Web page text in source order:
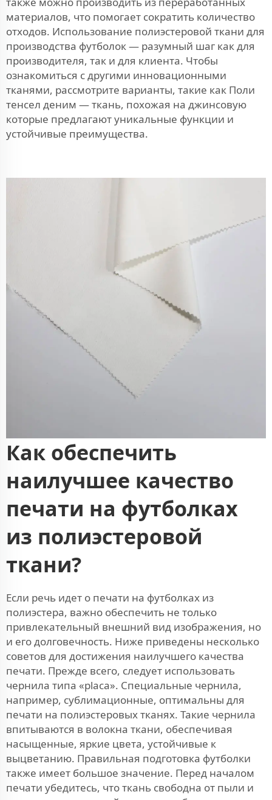
материалов, что помогает сократить количество
отходов. Использование полиэстеровой ткани для
производства футболок — разумный шаг как для
производителя, так и для клиента. Чтобы
ознакомиться с другими инновационными
тканями, рассмотрите варианты, такие как Поли
тенсел деним — ткань, похожая на джинсовую
которые предлагают уникальные функции и
устойчивые преимущества.
Как обеспечить
наилучшее качество
печати на футболках
из полиэстеровой
ткани?
Если речь идет о печати на футболках из
полиэстера, важно обеспечить не только
привлекательный внешний вид изображения, но
и его долговечность. Ниже приведены несколько
советов для достижения наилучшего качества
печати. Прежде всего, следует использовать
чернила типа «placa». Специальные чернила,
например, сублимационные, оптимальны для
печати на полиэстеровых тканях. Такие чернила
впитываются в волокна ткани, обеспечивая
насыщенные, яркие цвета, устойчивые к
выцветанию. Правильная подготовка футболки
также имеет большое значение. Перед началом
печати убедитесь, что ткань свободна от пыли и